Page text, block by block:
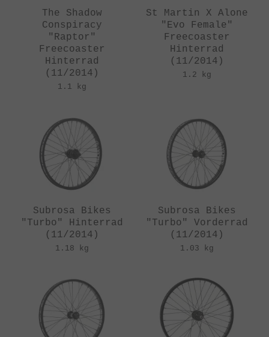
The Shadow
Conspiracy
"Raptor"
Freecoaster
Hinterrad
(11/2014)
1.1 kg
St Martin X Alone
"Evo Female"
Freecoaster
Hinterrad
(11/2014)
1.2 kg
Subrosa Bikes
"Turbo" Hinterrad
(11/2014)
1.18 kg
Subrosa Bikes
"Turbo" Vorderrad
(11/2014)
1.03 kg